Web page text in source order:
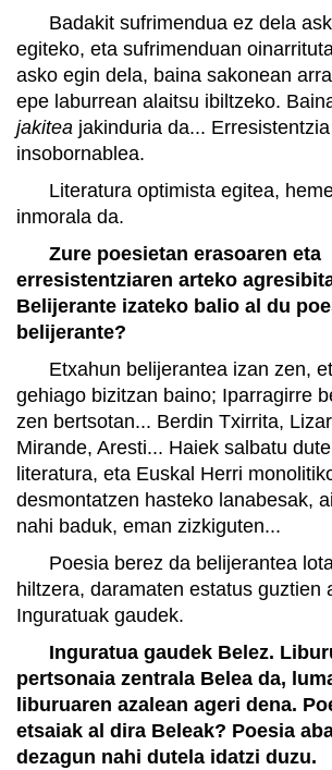
Badakit sufrimendua ez dela
egiteko, eta sufrimenduan
asko egin dela, baina sakonean
epe laburrean alaitsu ibiltzeko.
jakitea jakinduria da...
insobornablea.
Literatura optimista egitea,
inmorala da.
Zure poesietan erasoaren eta
erresistentziaren arteko
Belijerante izateko balio al du
belijerante?
Etxahun belijerantea izan zen,
gehiago bizitzan baino; Iparragirre
zen bertsotan... Berdin Txirrita,
Mirande, Aresti... Haiek salbatu
literatura, eta Euskal Herri
desmontatzen hasteko lanabesak,
nahi baduk, eman zizkiguten...
Poesia berez da belijerantea
hiltzera, daramaten estatus guztien
Inguratuak gaudek.
Inguratua gaudek Belez.
pertsonaia zentrala Belea da,
liburuaren azalean ageri dena.
etsaiak al dira Beleak? Poesia
dezagun nahi dutela idatzi duzu.